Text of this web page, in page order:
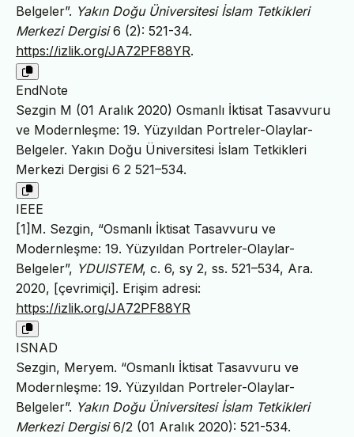
Belgeler”. Yakın Doğu Üniversitesi İslam Tetkikleri
Merkezi Dergisi6 (2): 521-34.
https://izlik.org/JA72PF88YR.
EndNote
Sezgin M (01 Aralık 2020) Osmanlı İktisat Tasavvuru
ve Modernleşme: 19. Yüzyıldan Portreler-Olaylar-
Belgeler. Yakın Doğu Üniversitesi İslam Tetkikleri
Merkezi Dergisi 6 2 521–534.
IEEE
[1]M. Sezgin, “Osmanlı İktisat Tasavvuru ve
Modernleşme: 19. Yüzyıldan Portreler-Olaylar-
Belgeler”, YDUISTEM, c. 6, sy 2, ss. 521–534, Ara.
2020, [çevrimiçi]. Erişim adresi:
https://izlik.org/JA72PF88YR
ISNAD
Sezgin, Meryem. “Osmanlı İktisat Tasavvuru ve
Modernleşme: 19. Yüzyıldan Portreler-Olaylar-
Belgeler”. Yakın Doğu Üniversitesi İslam Tetkikleri
Merkezi Dergisi6/2 (01 Aralık 2020): 521-534.